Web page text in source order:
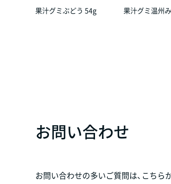
果汁グミぶどう 54g 果汁グミ温州
お問い合わせ
お問い合わせの多いご質問は、こちら